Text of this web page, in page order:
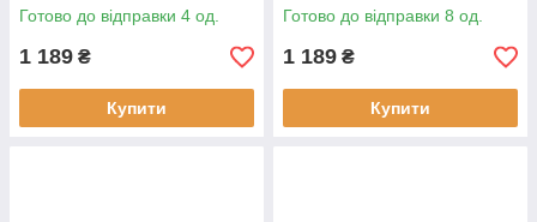
Готово до відправки 4 од.
1 189 ₴
Купити
Готово до відправки 8 од.
1 189 ₴
Купити